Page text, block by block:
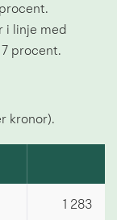
i linje med
procent.
kronor).
1 283